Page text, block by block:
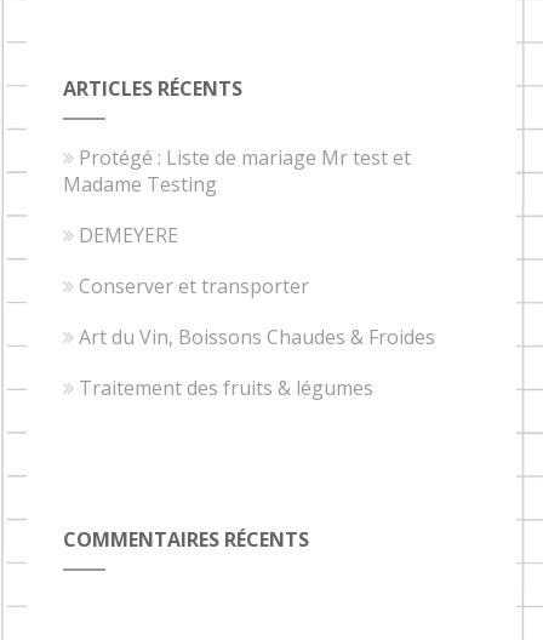
ARTICLES RÉCENTS
Protégé : Liste de mariage Mr test et
Madame Testing
DEMEYERE
Conserver et transporter
Art du Vin, Boissons Chaudes & Froides
Traitement des fruits & légumes
COMMENTAIRES RÉCENTS